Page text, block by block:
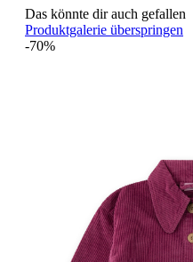
Das könnte dir auch gefallen
Produktgalerie überspringen
-70%